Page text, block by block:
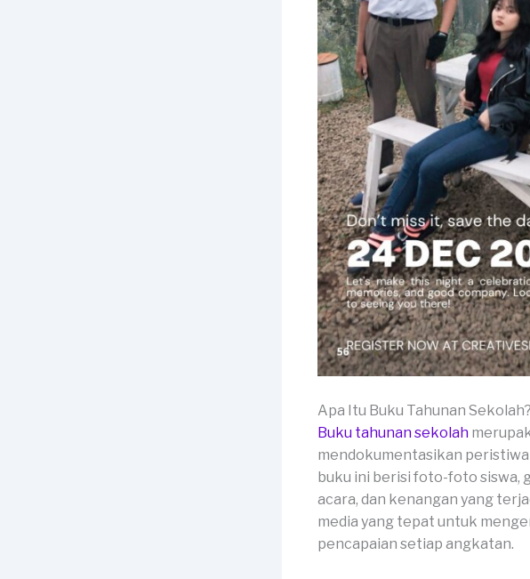
Apa Itu Buku Tahunan Sekolah?
Buku tahunan sekolah
mendokumentasikan
buku ini berisi foto-foto siswa,
acara, dan kenangan yang
media yang tepat untuk
pencapaian setiap angkatan.